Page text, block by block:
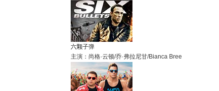
六颗子弹
主演：尚格·云顿/乔·弗拉尼甘/Bianca Bree